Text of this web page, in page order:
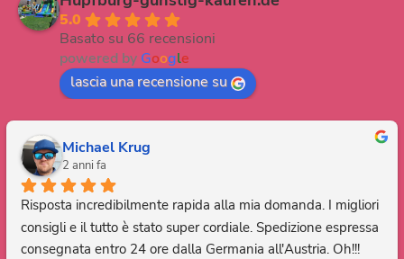
5.0
Basato su 66 recensioni
powered by Google
lascia una recensione su
Michael Krug
2 anni fa
Risposta incredibilmente rapida alla mia domanda. I migliori
consigli e il tutto è stato super cordiale. Spedizione espressa
consegnata entro 24 ore dalla Germania all'Austria. Oh!!!